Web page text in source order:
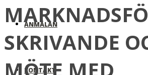
ANMÄLAN
KONTAKT
SKRIVANDE